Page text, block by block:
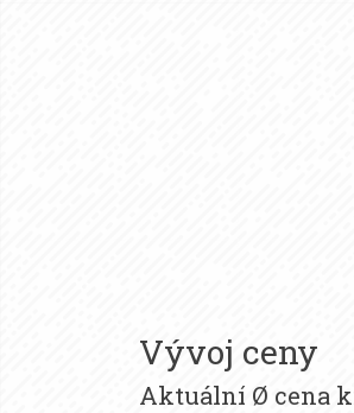
Vývoj ceny
Aktuální Ø cena